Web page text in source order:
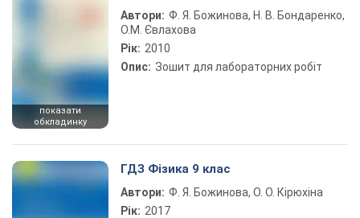
показати
обкладинку
Автори: Ф. Я. Божинова, Н. В. Бондаренко,
О.М. Євлахова
Рік: 2010
Опис: Зошит для лабораторних робіт
ГДЗ Фізика 9 клас
Автори: Ф. Я. Божинова, О. О. Кірюхіна
Рік: 2017